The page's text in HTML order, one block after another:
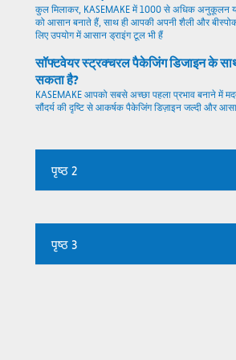
कुल मिलाकर, KASEMAKE में 1000 से अधिक अनुकूलन
को आसान बनाते हैं, साथ ही आपकी अपनी शैली और
लिए उपयोग में आसान ड्राइंग टूल भी हैं
सॉफ्टवेयर स्ट्रक्चरल पैकेजिंग डिजाइन के
सकता है?
KASEMAKE आपको सबसे अच्छा पहला प्रभाव बनाने में
सौंदर्य की दृष्टि से आकर्षक पैकेजिंग डिज़ाइन जल्दी और
पृष्ठ 2
पृष्ठ 3